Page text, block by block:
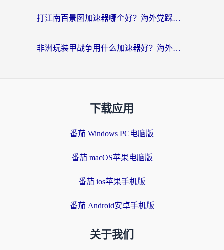
打江南百景图加速器哪个好？海外党踩坑N次后，终于找到不卡的秘诀
非洲玩装甲战争用什么加速器好？海外党亲测有效的国服游戏加速方案
下载应用
番茄 Windows PC电脑版
番茄 macOS苹果电脑版
番茄 ios苹果手机版
番茄 Android安卓手机版
关于我们